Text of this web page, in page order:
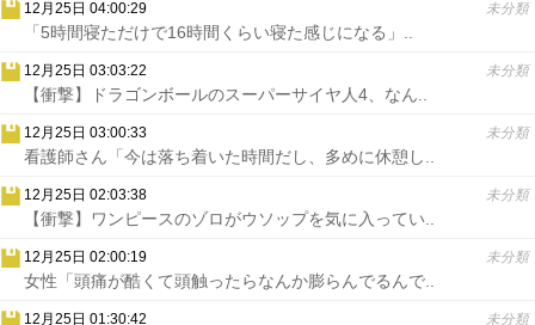
12月25日 04:00:29 未分類
「5時間寝ただけで16時間くらい寝た感じになる」..
12月25日 03:03:22 未分類
【衝撃】ドラゴンボールのスーパーサイヤ人4、なん..
12月25日 03:00:33 未分類
看護師さん「今は落ち着いた時間だし、多めに休憩し..
12月25日 02:03:38 未分類
【衝撃】ワンピースのゾロがウソップを気に入ってい..
12月25日 02:00:19 未分類
女性「頭痛が酷くて頭触ったらなんか膨らんでるんで..
12月25日 01:30:42 未分類